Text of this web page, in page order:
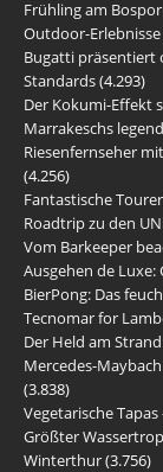
Frühling am
Outdoor-Erlebnisse
Bugatti präsentiert
Standards(4.293)
Der Kokumi-Effekt
Marrakeschs
Riesenfernseher
(4.256)
Fantastische
Roadtrip zu den
Vom Barkeeper
Ausgehen de Luxe:
BierPong: Das
Tecnomar for
Der Held am
Mercedes-
(3.838)
Vegetarische
Größter
Winterthur(3.756)